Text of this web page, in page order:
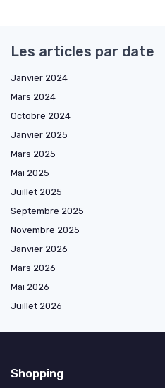
Les articles par date
Janvier 2024
Mars 2024
Octobre 2024
Janvier 2025
Mars 2025
Mai 2025
Juillet 2025
Septembre 2025
Novembre 2025
Janvier 2026
Mars 2026
Mai 2026
Juillet 2026
Shopping